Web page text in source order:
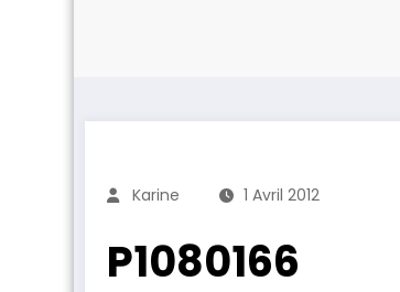
Karine 1 Avril 2012
P1080166